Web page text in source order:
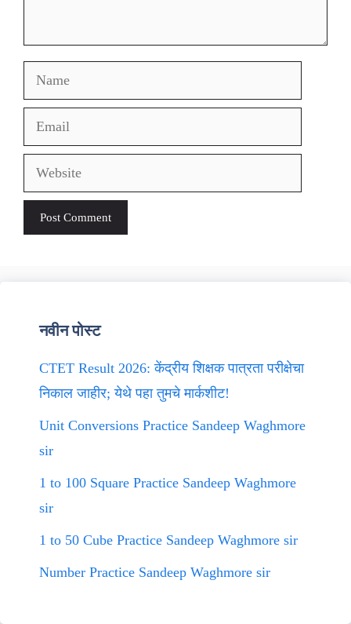
Name
Email
Website
नवीन पोस्ट
CTET Result 2026: केंद्रीय शिक्षक पात्रता परीक्षेचा
निकाल जाहीर; येथे पहा तुमचे मार्कशीट!
Unit Conversions Practice Sandeep Waghmore
sir
1 to 100 Square Practice Sandeep Waghmore
sir
1 to 50 Cube Practice Sandeep Waghmore sir
Number Practice Sandeep Waghmore sir